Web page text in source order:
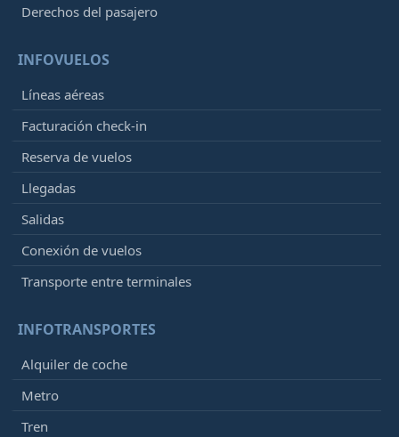
Derechos del pasajero
INFOVUELOS
Líneas aéreas
Facturación check-in
Reserva de vuelos
Llegadas
Salidas
Conexión de vuelos
Transporte entre terminales
INFOTRANSPORTES
Alquiler de coche
Metro
Tren